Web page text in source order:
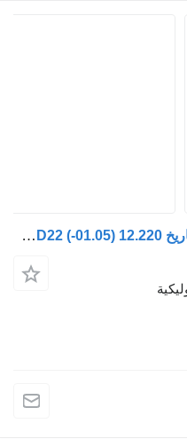
أسطوانة هيدروليكية Palfinger التاريخ 12.220 (01.05-) BZD-2.2 BZD22 لـ السيارات القاطرة MAN TGL, TGM, TGS, TGX (2005-2021)